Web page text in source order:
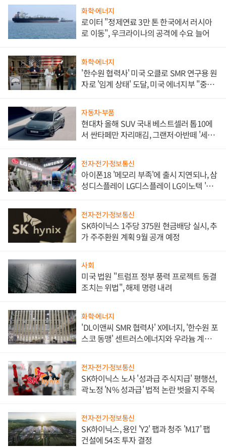
화학·에너지
로이터 "정제연료 3만 톤 한국에서 러시아
로 이동", 우크라이나의 공격에 수요 늘어
화학·에너지
'한수원 협력사' 미국 오클로 SMR 연구용 원
자로 '임계 상태' 도달, 미국 에너지부 "중요
자동차·부품
현대차 올해 SUV 국내 베스트셀러 톱10에
서 싼타페만 자리매김, 그랜저·아반떼 '세단
전자·전기·정보통신
아이폰18 '메모리 부족'에 출시 지연되나, 삼
성디스플레이 LG디스플레이 LG이노텍 '탈
전자·전기·정보통신
SK하이닉스 1주당 375원 현금배당 실시, 추
가 주주환원 계획 9월 공개 예정
사회
미국 법원 "트럼프 정부 풍력 프로젝트 동결
조치는 위법", 해제 명령 내려
화학·에너지
'DL이앤씨 SMR 협력사' X에너지, '한수원 포
스코 동맹' 센트러스에너지와 우라늄 계약
전자·전기·정보통신
SK하이닉스 노사 '성과급 주식지급' 평행선,
곽노정 'N% 성과급' 법적 논란 벗을지 주목
전자·전기·정보통신
SK하이닉스, 용인 'Y2' 팹과 청주 'M17' 팹
건설에 54조 투자 결정